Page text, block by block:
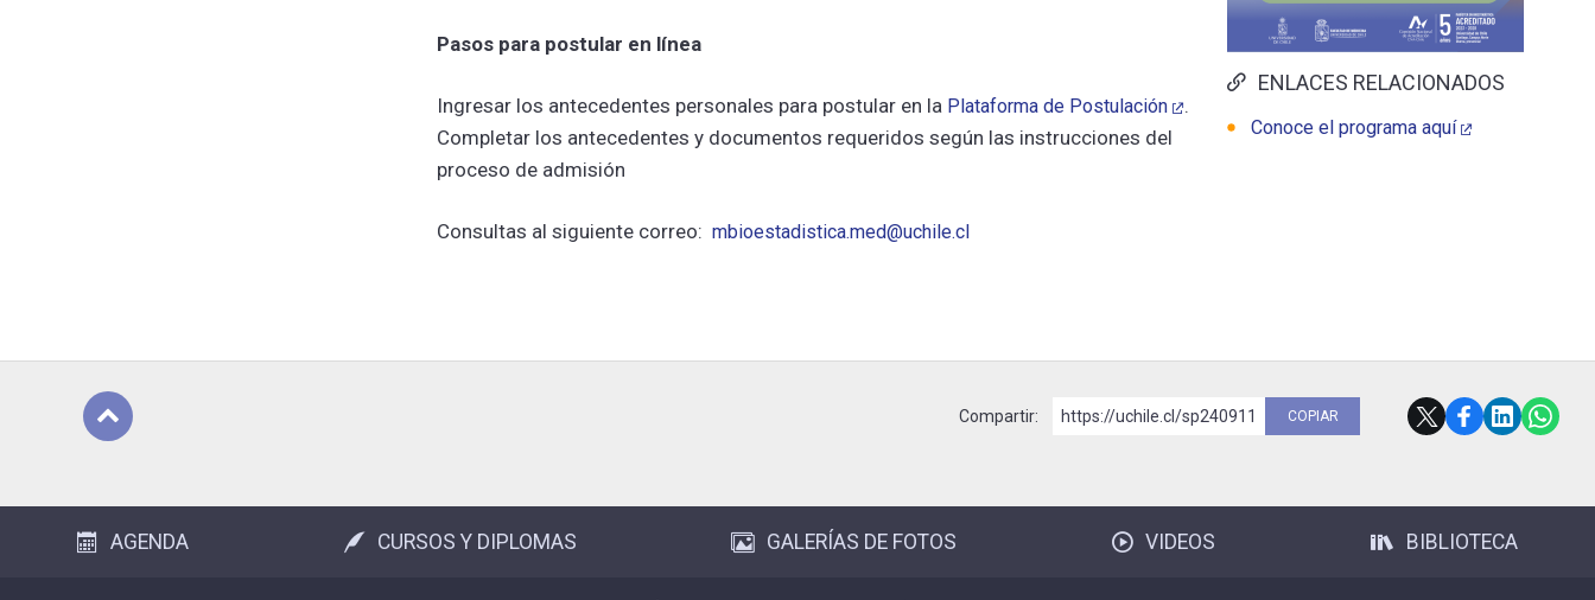
ENLACES RELACIONADOS
Conoce el programa aquí
Pasos para postular en línea
Ingresar los antecedentes personales para postular en la Plataforma de Postulación
.
Completar los antecedentes y documentos requeridos según las instrucciones del
proceso de admisión
Consultas al siguiente correo:mbioestadistica.med@uchile.cl
Compartir: https://uchile.cl/sp240911 COPIAR
AGENDA CURSOS Y DIPLOMAS GALERÍAS DE FOTOS VIDEOS BIBLIOTECA